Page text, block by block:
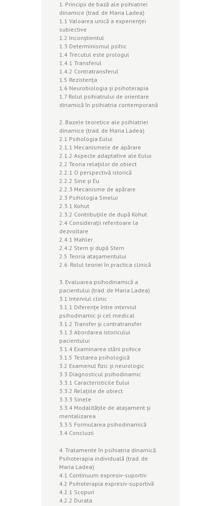
1. Principii de bază ale psihiatriei
dinamice (trad. de Maria Ladea)
1.1 Valoarea unică a experienţei
subiective
1.2 Inconştientul
1.3 Determinismul psihic
1.4 Trecutul este prologul
1.4.1 Transferul
1.4.2 Contratransferul
1.5 Rezistenţa
1.6 Neurobiologia şi psihoterapia
1.7 Rolul psihiatrului de orientare
dinamică în psihiatria contemporană
2. Bazele teoretice ale psihiatriei
dinamice (trad. de Maria Ladea)
2.1 Psihologia Eului
2.1.1 Mecanismele de apărare
2.1.2 Aspecte adaptative ale Eului
2.2 Teoria relaţiilor de obiect
2.2.1 O perspectivă istorică
2.2.2 Sine şi Eu
2.2.3 Mecanisme de apărare
2.3 Psihologia Sinelui
2.3.1 Kohut
2.3.2 Contribuţiile de după Kohut
2.4 Consideraţii referitoare la
dezvoltare
2.4.1 Mahler
2.4.2 Stern şi după Stern
2.5 Teoria ataşamentului
2.6. Rolul teoriei în practica clinică
3. Evaluarea psihodinamică a
pacientului (trad. de Maria Ladea)
3.1 Interviul clinic
3.1.1 Diferenţe între interviul
psihodinamic şi cel medical
3.1.2 Transfer şi contratransfer
3.1.3 Abordarea istoricului
pacientului
3.1.4 Examinarea stării psihice
3.1.5 Testarea psihologică
3.2 Examenul fizic şi neurologic
3.3 Diagnosticul psihodinamic
3.3.1 Caracteristicile Eului
3.3.2 Relaţiile de obiect
3.3.3 Sinele
3.3.4 Modalităţile de ataşament şi
mentalizarea
3.3.5 Formularea psihodinamică
3.4 Concluzii
4. Tratamente în psihiatria dinamică.
Psihoterapia individuală (trad. de
Maria Ladea)
4.1 Continuum expresiv-suportiv
4.2 Psihoterapia expresiv-suportivă
4.2.1 Scopuri
4.2.2 Durata